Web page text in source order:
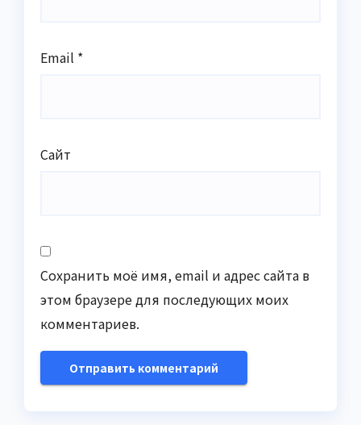
Email *
Сайт
Сохранить моё имя, email и адрес сайта в
этом браузере для последующих моих
комментариев.